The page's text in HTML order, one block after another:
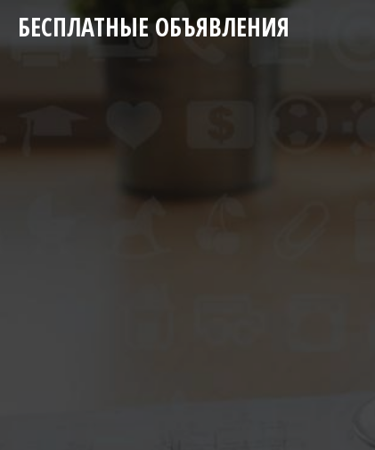
БЕСПЛАТНЫЕ ОБЪЯВЛЕНИЯ